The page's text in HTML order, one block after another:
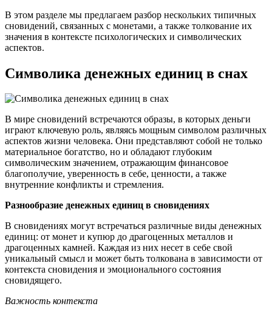
В этом разделе мы предлагаем разбор нескольких типичных
сновидений, связанных с монетами, а также толкование их
значения в контексте психологических и символических
аспектов.
Символика денежных единиц в снах
В мире сновидений встречаются образы, в которых деньги
играют ключевую роль, являясь мощным символом различных
аспектов жизни человека. Они представляют собой не только
материальное богатство, но и обладают глубоким
символическим значением, отражающим финансовое
благополучие, уверенность в себе, ценности, а также
внутренние конфликты и стремления.
Разнообразие денежных единиц в сновидениях
В сновидениях могут встречаться различные виды денежных
единиц: от монет и купюр до драгоценных металлов и
драгоценных камней. Каждая из них несет в себе свой
уникальный смысл и может быть толкована в зависимости от
контекста сновидения и эмоционального состояния
сновидящего.
Важность контекста